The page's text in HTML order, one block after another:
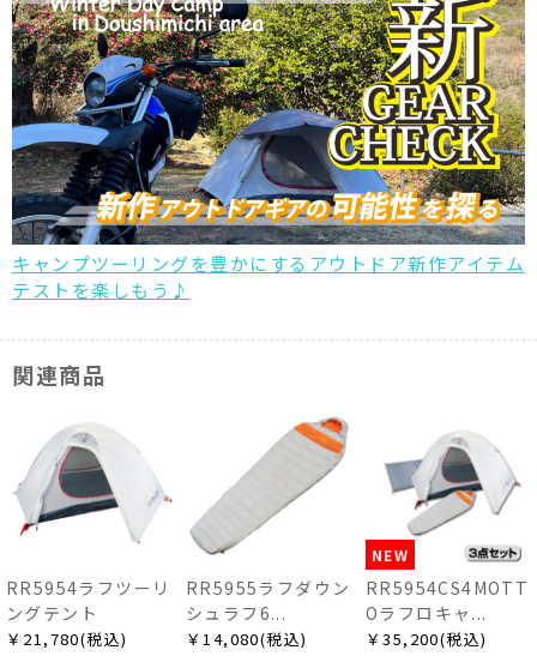
キャンプツーリングを豊かにするアウトドア新作アイテム
テストを楽しもう♪
関連商品
RR5954ラフツーリ
ングテント
￥21,780(税込)
RR5955ラフダウン
シュラフ6...
￥14,080(税込)
NEW
RR5954CS4MOTT
Oラフロキャ...
￥35,200(税込)